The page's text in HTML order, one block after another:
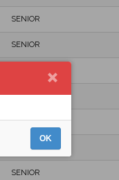
SENIOR
SENIOR
SENIOR
MASTER 40
MASTER 40
SENIOR
OK